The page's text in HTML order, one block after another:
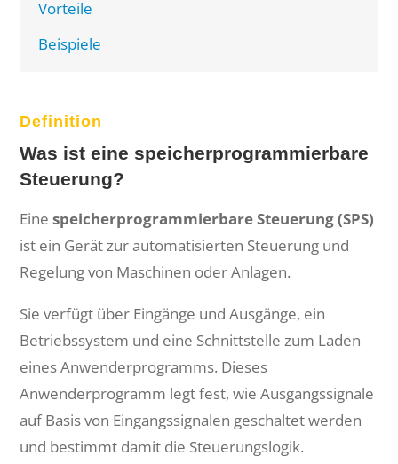
Vorteile
Beispiele
Definition
Was ist eine speicherprogrammierbare
Steuerung?
Einespeicherprogrammierbare Steuerung (SPS)
ist ein Gerät zur automatisierten Steuerung und
Regelung von Maschinen oder Anlagen.
Sie verfügt über Eingänge und Ausgänge, ein
Betriebssystem und eine Schnittstelle zum Laden
eines Anwenderprogramms. Dieses
Anwenderprogramm legt fest, wie Ausgangssignale
auf Basis von Eingangssignalen geschaltet werden
und bestimmt damit die Steuerungslogik.